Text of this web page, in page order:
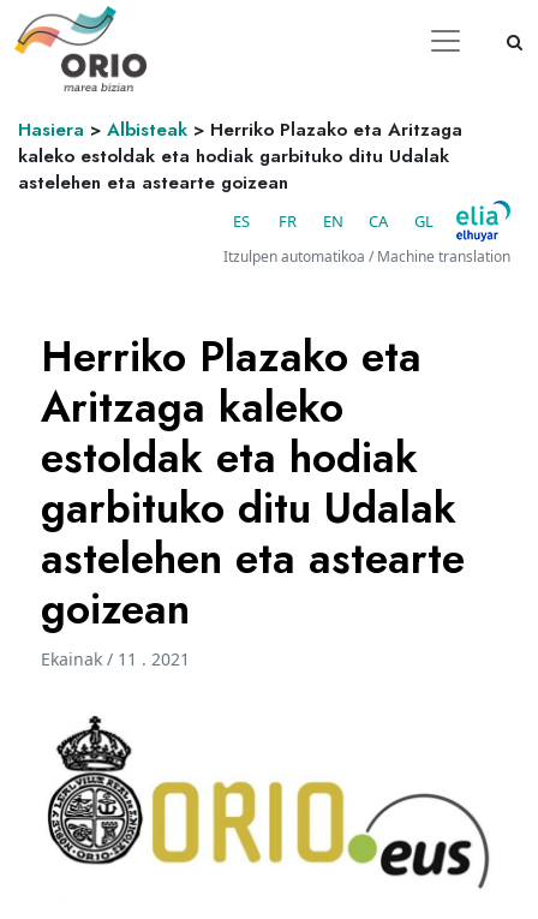
Hasiera > Albisteak > Herriko Plazako eta Aritzaga
kaleko estoldak eta hodiak garbituko ditu Udalak
astelehen eta astearte goizean
ES FR EN CA GL
Itzulpen automatikoa / Machine translation
Herriko Plazako eta
Aritzaga kaleko
estoldak eta hodiak
garbituko ditu Udalak
astelehen eta astearte
goizean
Ekainak / 11 . 2021